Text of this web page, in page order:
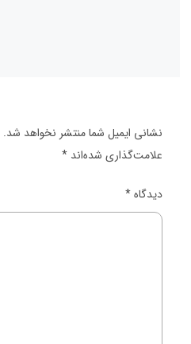
نشانی ایمیل شما منتشر نخواهد شد.
علامت‌گذاری شده‌اند *
دیدگاه*